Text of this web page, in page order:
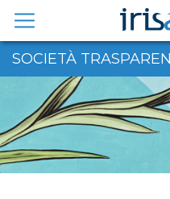
contenuto
SOCIETÀ